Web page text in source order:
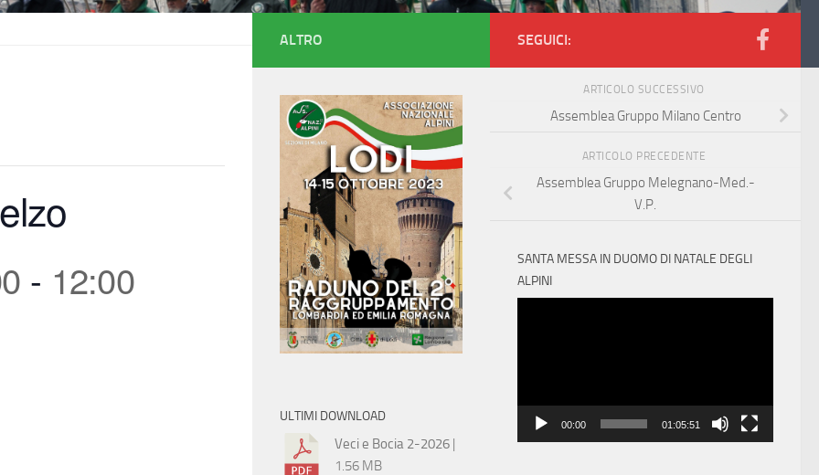
- 12:00
SEGUICI:
ARTICOLO SUCCESSIVO
Assemblea Gruppo Milano Centro
ARTICOLO PRECEDENTE
Assemblea Gruppo Melegnano-Med.-
V.P.
SANTA MESSA IN DUOMO DI NATALE DEGLI
ALPINI
00:00 01:05:51
ALTRO
ULTIMI DOWNLOAD
Veci e Bocia 2-2026 |
1.56 MB